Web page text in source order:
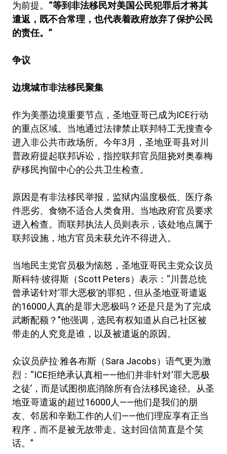
为前提。 “等到非法移民对美国公民犯罪后才将其
遣返，既不合常理，也代表着政府放弃了保护公民
的责任。”
争议
边境城市非法移民聚集
作为美墨边境重要节点，圣地亚哥已成为ICE行动
的重点区域。当地通过法律禁止联邦特工无搜查令
进入非公共市政场所。今年3月，圣地亚哥县对川
普政府提起联邦诉讼，指控联邦官员阻挠对奥泰梅
萨移民拘留中心的公共卫生检查。
原因是有非法移民举报，监狱内温度极低、医疗条
件恶劣、食物不适合人类食用。当地政府官员要求
进入检查。而联邦执法人员则表示，该处地点属于
联邦设施，地方官员未获允许不得进入。
当地民主党官员极为恼怒，圣地亚哥民主党众议员
斯科特·彼得斯（Scott Peters）表示：“川普总统
曾承诺针对‘罪大恶极’的罪犯，但从圣地亚哥遣返
的16000人真的是罪大恶极吗？还是只是为了完成
武断配额？”他强调，选民有权知道从自己社区被
带走的人究竟是谁，以及被遣返的原因。
众议员萨拉·雅各布斯（Sara Jacobs）语气更为激
烈：“ICE拒绝承认真相——他们并非针对‘罪大恶极
之徒’，而是试图彻底消除所有合法移民途径。从圣
地亚哥遣返的超过16000人——他们是我们的朋
友、邻居和辛勤工作的人们——他们理应享有正当
程序，而不是被无故带走。这封回信简直是个笑
话。”